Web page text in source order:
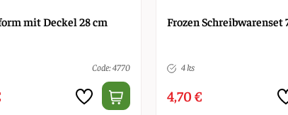
mit Deckel 28 cm
Code: 4770
Frozen Schreibwarenset
4 ks
4,70 €